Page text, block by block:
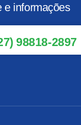
e informações
98818-2897